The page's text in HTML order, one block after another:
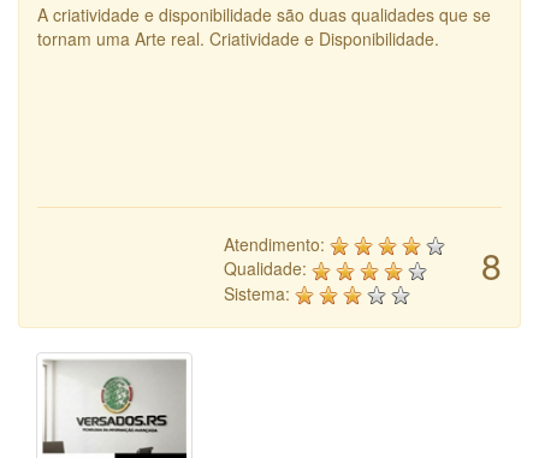
A criatividade e disponibilidade são duas qualidades que se
tornam uma Arte real. Criatividade e Disponibilidade.
8
Atendimento:
Qualidade:
Sistema: